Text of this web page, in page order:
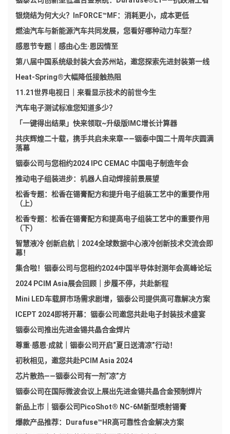
银烧结为何大火？InFORCE™MF：消耗更小，成本更低
燃油汽车与新能源汽车共同发展，您看好哪种动力车型？
感恩节专题｜感由心生·恩因情至
第八届中国系统级封装大会苏州站，邀您探索先进封装第一线
Heat-Spring®大幅降低接触热阻
11.21世界电视日｜来看显示技术的前世今生
汽车电子测试标准您知道多少？
「一键得出结果」快来领取~升级版IMC增长计算器
共庆辉煌二十载，携手共启未来章——铟泰中国二十周年庆圆满
落幕
铟泰公司与您相约2024 IPC CEMAC 中国电子制造年会
推动电子组装进步：机器人自动焊接前景展望
松香专题：松香在锡膏配方和提升电子组装工艺中的重要作用
（上）
松香专题：松香在锡膏配方和提高电子组装工艺中的重要作用
（下）
智慧液冷 创新启航｜2024全球数据中心液冷创新技术交流会即
幕！
集合啦！铟泰公司与您相约2024中国半导体封测年会高峰论坛
2024 PCIM Asia展会回顾｜步履不停，共赴新程
Mini LED车载屏市场需求剧增，铟泰公司提供高可靠解决方案
ICEPT 2024即将开幕：铟泰公司邀您共赴电子封装技术盛宴
铟泰公司推出先进金锡共晶合金焊片
尊重·感恩·成就｜铟泰公司开启“夏日送清凉”行动！
初秋相见，邀您共赴PCIM Asia 2024
芯片散热——铟泰公司有一剂“凉”方
铟泰公司在国际微波会议上展出先进金锡共晶合金预制焊片
新品上市｜铟泰公司PicoShot® NC-6M新型喷射锡膏
爆款产品推荐：Durafuse™HR高可靠性合金解决方案